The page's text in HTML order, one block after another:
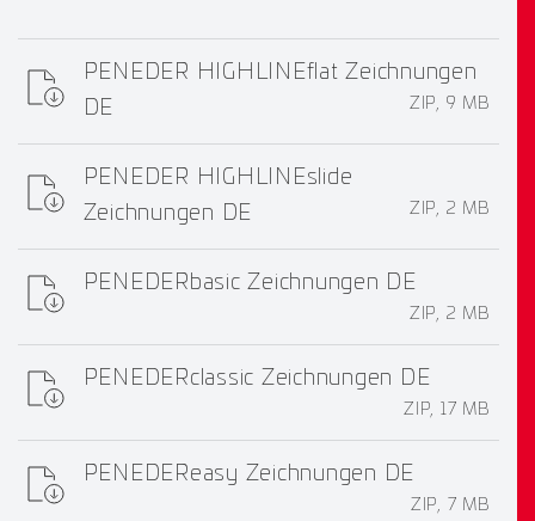
PENEDER HIGHLINEflat Zeichnungen
DE
ZIP, 9 MB
PENEDER HIGHLINEslide
Zeichnungen DE
ZIP, 2 MB
PENEDERbasic Zeichnungen DE
ZIP, 2 MB
PENEDERclassic Zeichnungen DE
ZIP, 17 MB
PENEDEReasy Zeichnungen DE
ZIP, 7 MB